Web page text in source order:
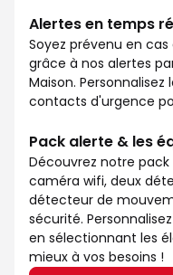
Alertes en temps
Soyez prévenu en
grâce à nos alertes
Maison.
contacts d'urgence
Pack alerte & les
Découvrez notre
caméra wifi, deux
détecteur de
sécurité.
en sélectionnant les
mieux à vos besoins !